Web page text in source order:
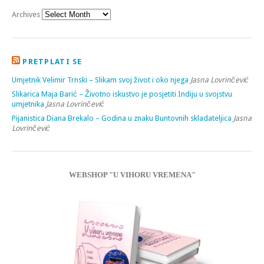
Archives
PRETPLATI SE
Umjetnik Velimir Trnski – Slikam svoj život i oko njega Jasna Lovrinčević
Slikarica Maja Barić – Životno iskustvo je posjetiti Indiju u svojstvu
umjetnika Jasna Lovrinčević
Pijanistica Diana Brekalo – Godina u znaku Buntovnih skladateljica Jasna
Lovrinčević
WEBSHOP "U VIHORU VREMENA"